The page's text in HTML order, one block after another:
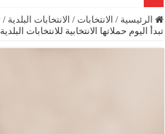
الرئيسية / الانتخابات / الانتخابات البلدية /
تبدأ اليوم حملاتها الانتخابية للانتخابات البلدية